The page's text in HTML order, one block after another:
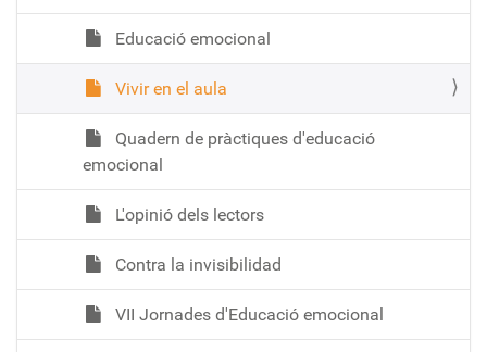
Educació emocional
Vivir en el aula
Quadern de pràctiques d'educació
emocional
L'opinió dels lectors
Contra la invisibilidad
VII Jornades d'Educació emocional